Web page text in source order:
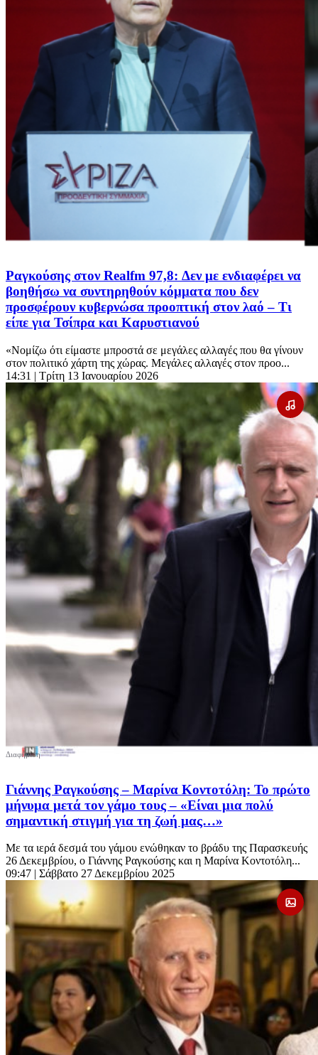
Ραγκούσης στον Realfm 97,8: Δεν με ενδιαφέρει να
βοηθήσω να συντηρηθούν κόμματα που δεν
προσφέρουν κυβερνώσα προοπτική στον λαό – Tι
είπε για Τσίπρα και Καρυστιανού
«Νομίζω ότι είμαστε μπροστά σε μεγάλες αλλαγές που θα γίνουν
στον πολιτικό χάρτη της χώρας. Μεγάλες αλλαγές στον προο...
14:31 | Τρίτη 13 Ιανουαρίου 2026
Γιάννης Ραγκούσης – Μαρίνα Κοντοτόλη: Το πρώτο
μήνυμα μετά τον γάμο τους – «Είναι μια πολύ
σημαντική στιγμή για τη ζωή μας…»
Με τα ιερά δεσμά του γάμου ενώθηκαν το βράδυ της Παρασκευής
26 Δεκεμβρίου, ο Γιάννης Ραγκούσης και η Μαρίνα Κοντοτόλη...
09:47 | Σάββατο 27 Δεκεμβρίου 2025